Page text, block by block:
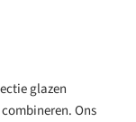
glazen
Ons